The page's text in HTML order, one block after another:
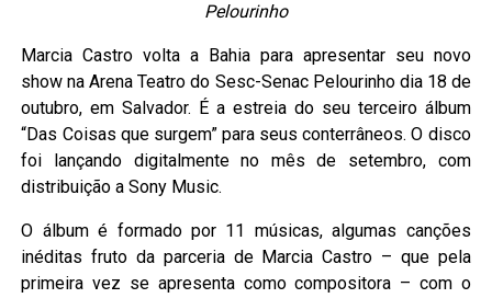
Pelourinho
Marcia Castro volta a Bahia para apresentar seu novo
show na Arena Teatro do Sesc-Senac Pelourinho dia 18 de
outubro, em Salvador. É a estreia do seu terceiro álbum
“Das Coisas que surgem” para seus conterrâneos. O disco
foi lançando digitalmente no mês de setembro, com
distribuição a Sony Music.
O álbum é formado por 11 músicas, algumas canções
inéditas fruto da parceria de Marcia Castro – que pela
primeira vez se apresenta como compositora – com o